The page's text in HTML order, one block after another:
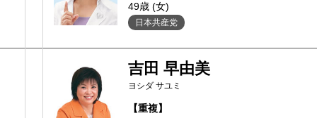
49歳 (女)
日本共産党
吉田 早由美
ヨシダ サユミ
【重複】